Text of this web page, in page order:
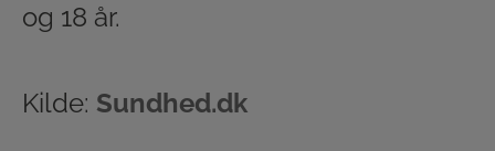
og 18 år.
Kilde: Sundhed.dk